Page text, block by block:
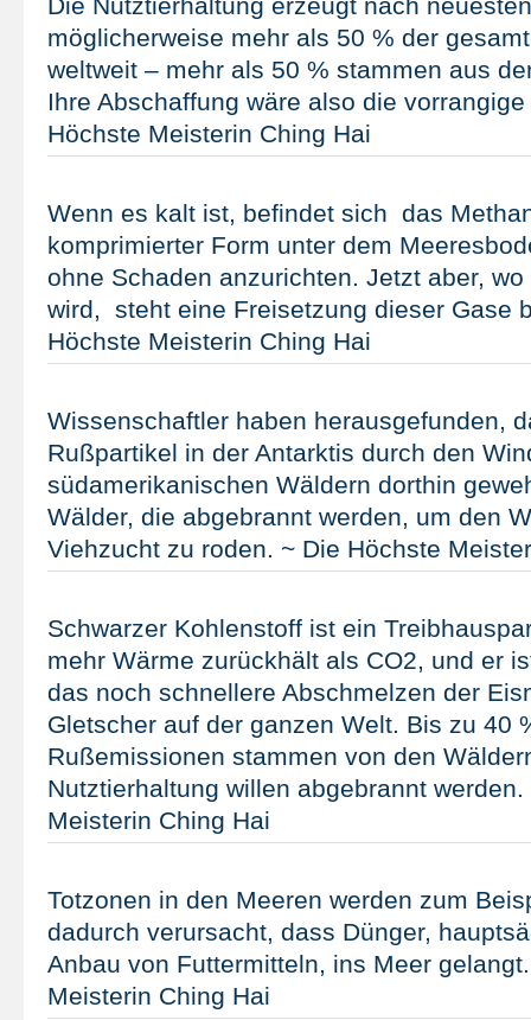
möglicherweise mehr als 50 % der
weltweit – mehr als 50 % stammen aus
Ihre Abschaffung wäre also die
Höchste Meisterin Ching Hai
Wenn es kalt ist, befindet sich das
komprimierter Form unter dem
ohne Schaden anzurichten. Jetzt aber,
wird, steht eine Freisetzung dieser Gase
Höchste Meisterin Ching Hai
Wissenschaftler haben herausgefunden,
Rußpartikel in der Antarktis durch den
südamerikanischen Wäldern dorthin
Wälder, die abgebrannt werden, um den
Viehzucht zu roden. ~ Die Höchste
Schwarzer Kohlenstoff ist ein
mehr Wärme zurückhält als CO2, und er
das noch schnellere Abschmelzen der
Gletscher auf der ganzen Welt. Bis zu 40
Rußemissionen stammen von den
Nutztierhaltung willen abgebrannt
Meisterin Ching Hai
Totzonen in den Meeren werden zum
dadurch verursacht, dass Dünger,
Anbau von Futtermitteln, ins Meer
Meisterin Ching Hai